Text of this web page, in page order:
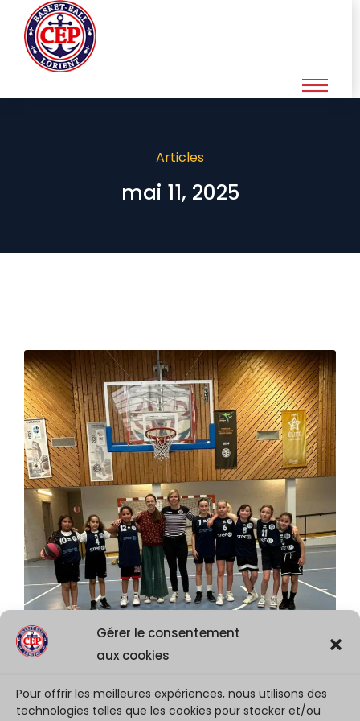
Gérer le consentement
aux cookies
Pour offrir les meilleures expériences, nous utilisons des
technologies telles que les cookies pour stocker et/ou
Articles
mai 11, 2025